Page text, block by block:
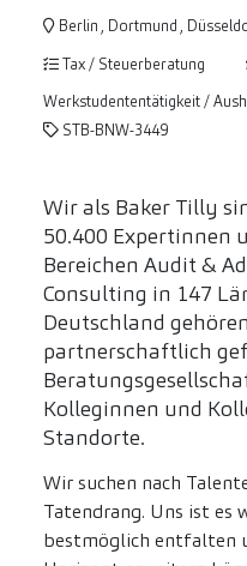
Berlin , Dortmund ,
Tax / Steuerberatung
Werkstudententätigkeit /
STB-BNW-3449
Wir als Baker Tilly
50.400 Expertinnen
Bereichen Audit &
Consulting in 147
Deutschland
partnerschaftlich
Kolleginnen und
Standorte.
Wir suchen nach
Tatendrang. Uns ist es
bestmöglich entfalten